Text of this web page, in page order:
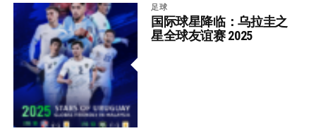
足球
国际球星降临：乌拉圭之
星全球友谊赛 2025